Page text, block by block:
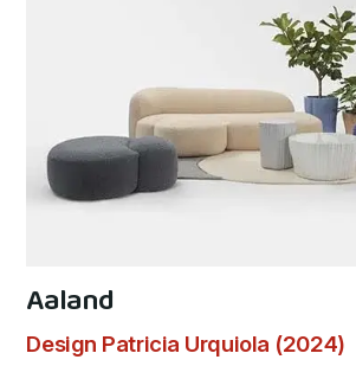
Aaland
Design Patricia Urquiola (2024)